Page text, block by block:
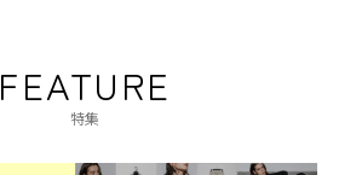
FEATURE
特集